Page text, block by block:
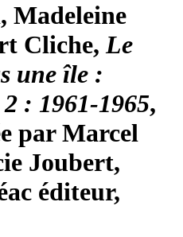
Madeleine
Cliche, Le
une île :
: 1961-1965,
par Marcel
Joubert,
éditeur,